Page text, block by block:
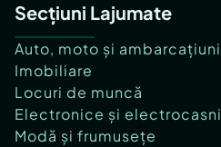
Secțiuni Lajumate
Auto, moto și ambarcațiuni
Imobiliare
Locuri de muncă
Electronice și
Modă și frumusețe